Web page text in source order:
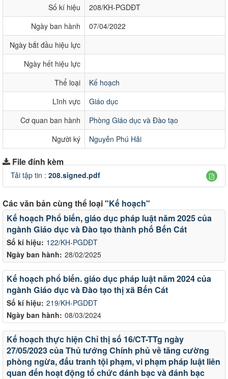
Số kí hiệu
208/KH-PGDĐT
Ngày ban hành
07/04/2022
Ngày bắt đầu hiệu lực
Ngày hết hiệu lực
Thể loại
Kế hoạch
Lĩnh vực
Giáo dục
Cơ quan ban hành
Phòng Giáo dục và Đào tạo
Người ký
Nguyễn Phú Hải
File đính kèm
Tải tập tin : 208.signed.pdf
Các văn bản cùng thể loại"Kế hoạch"
Số kí hiệu: 122/KH-PGDĐT
Ngày ban hành: 28/02/2025
Kế hoạch Phổ biến, giáo dục pháp luật năm 2025 của
ngành Giáo dục và Đào tạo thành phố Bến Cát
Số kí hiệu: 219/KH-PGDĐT
Ngày ban hành: 08/03/2024
Kế hoạch phổ biến. giáo dục pháp luật năm 2024 của
ngành Giáo dục và Đào tạo thị xã Bến Cát
Kế hoạch thực hiện Chỉ thị số 16/CT-TTg ngày
27/05/2023 của Thủ tướng Chính phủ về tăng cường
phòng ngừa, đấu tranh tội phạm, vi phạm pháp luật liên
quan đến hoạt động tổ chức đánh bạc và đánh bạc